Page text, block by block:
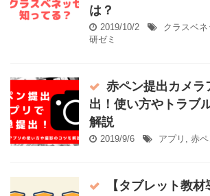
は？
2019/10/2 クラスベネ
研ゼミ
赤ペン提出カメラ
出！使い方やトラブ
解説
2019/9/6 アプリ , 赤
【タブレット教